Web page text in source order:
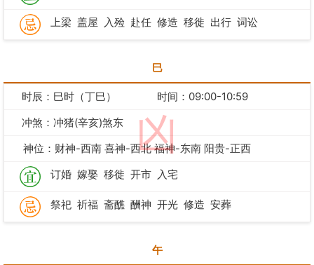
上梁 盖屋 入殓 赴任 修造 移徙 出行 词讼
巳
凶
时辰：巳时（丁巳）
时间：09:00-10:59
冲煞：冲猪(辛亥)煞东
神位：财神-西南 喜神-西北 福神-东南 阳贵-正西
订婚 嫁娶 移徙 开市 入宅
祭祀 祈福 斋醮 酬神 开光 修造 安葬
午